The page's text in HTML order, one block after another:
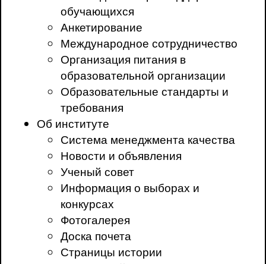
обучающихся
Анкетирование
Международное сотрудничество
Организация питания в
образовательной организации
Образовательные стандарты и
требования
Об институте
Система менеджмента качества
Новости и объявления
Ученый совет
Информация о выборах и
конкурсах
Фотогалерея
Доска почета
Страницы истории